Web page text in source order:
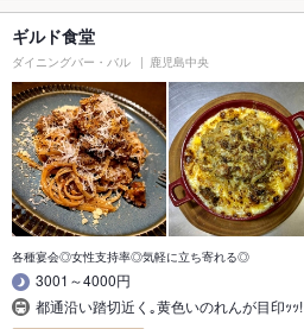
ギルド食堂
ダイニングバー・バル 鹿児島中央
各種宴会◎女性支持率◎気軽に立ち寄れる◎
3001～4000円
都通沿い踏切近く｡黄色いのれんが目印ｯｯ!